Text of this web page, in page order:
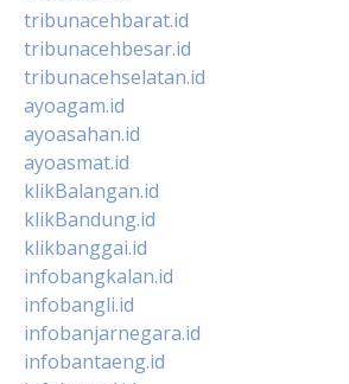
tribunacehbarat.id
tribunacehbesar.id
tribunacehselatan.id
ayoagam.id
ayoasahan.id
ayoasmat.id
klikBalangan.id
klikBandung.id
klikbanggai.id
infobangkalan.id
infobangli.id
infobanjarnegara.id
infobantaeng.id